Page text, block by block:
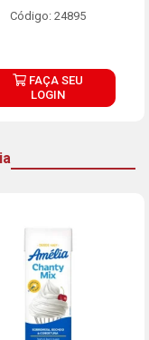
Código: 24895
FAÇA SEU
LOGIN